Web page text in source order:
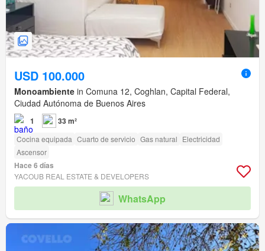
USD 100.000
Monoambiente in Comuna 12, Coghlan, Capital Federal,
Ciudad Autónoma de Buenos Aires
1 33 m²
Cocina equipada Cuarto de servicio Gas natural Electricidad
Ascensor
Hace 6 días
YACOUB REAL ESTATE & DEVELOPERS
WhatsApp